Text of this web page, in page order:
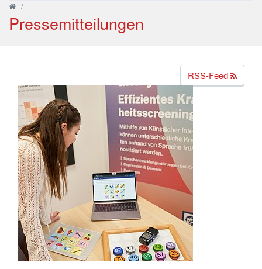
/
Pressemitteilungen
RSS-Feed